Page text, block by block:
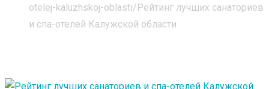
otelej-kaluzhskoj-oblasti/ Рейтинг лучших санаториев
и спа-отелей Калужской области